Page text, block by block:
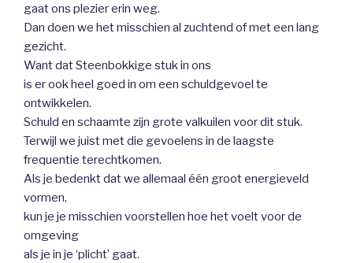
gaat ons plezier erin weg.
Dan doen we het misschien al zuchtend of met een lang
gezicht.
Want dat Steenbokkige stuk in ons
is er ook heel goed in om een schuldgevoel te
ontwikkelen.
Schuld en schaamte zijn grote valkuilen voor dit stuk.
Terwijl we juist met die gevoelens in de laagste
frequentie terechtkomen.
Als je bedenkt dat we allemaal één groot energieveld
vormen,
kun je je misschien voorstellen hoe het voelt voor de
omgeving
als je in je ‘plicht’ gaat.